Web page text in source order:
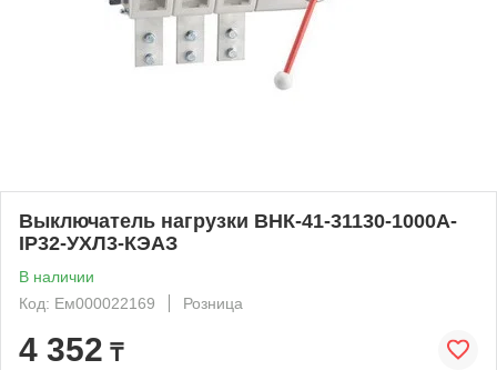
Выключатель нагрузки ВНК-41-31130-1000А-
IP32-УХЛ3-КЭАЗ
В наличии
Код: Ем000022169
Розница
4 352 ₸